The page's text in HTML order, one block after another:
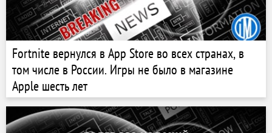
Fortnite вернулся в App Store во всех странах, в
том числе в России. Игры не было в магазине
Apple шесть лет